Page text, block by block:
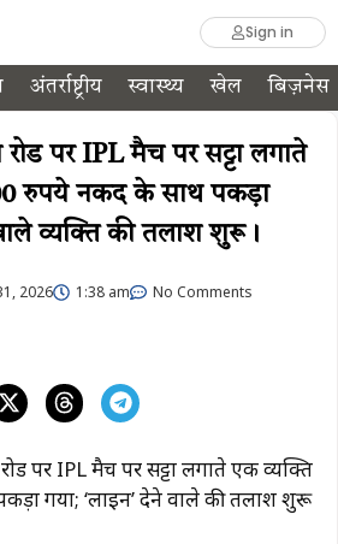
Sign in
अंतर्राष्ट्रीय स्वास्थ्य खेल बिज़नेस
पर IPL मैच पर सट्टा लगाते
रुपये नकद के साथ पकड़ा
व्यक्ति की तलाश शुरू।
2026 1:38 am No Comments
पर IPL मैच पर सट्टा लगाते एक व्यक्ति
गया; ‘लाइन’ देने वाले की तलाश शुरू